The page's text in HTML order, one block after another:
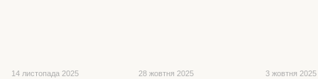
14 листопада 2025 28 жовтня 2025 3 жовтня 2025